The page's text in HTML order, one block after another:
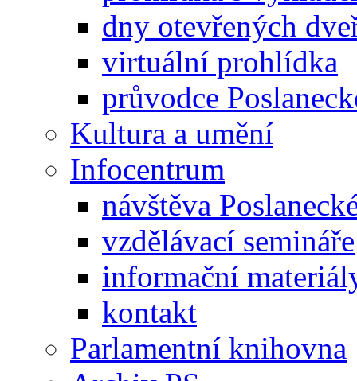
dny otevřených
virtuální prohlídka
průvodce
Kultura a umění
Infocentrum
návštěva
vzdělávací semináře
informační
kontakt
Parlamentní knihovna